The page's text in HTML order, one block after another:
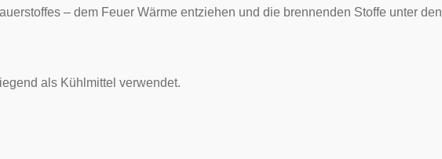
– dem Feuer Wärme entziehen und die brennenden Stoffe unter den
als Kühlmittel verwendet.